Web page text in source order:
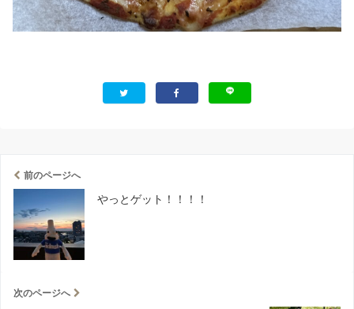
前のページへ
やっとゲット！！！！
次のページへ